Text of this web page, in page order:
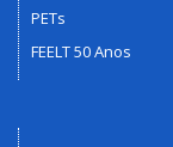
PETs
FEELT 50 Anos